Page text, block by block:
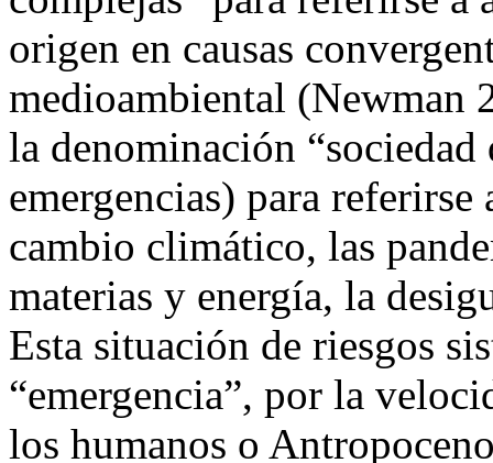
origen en causas
medioambiental (Newman
la denominación
emergencias) para
cambio climático, las
materias y energía, la
Esta situación de riesgos
“emergencia”, por la
los humanos o